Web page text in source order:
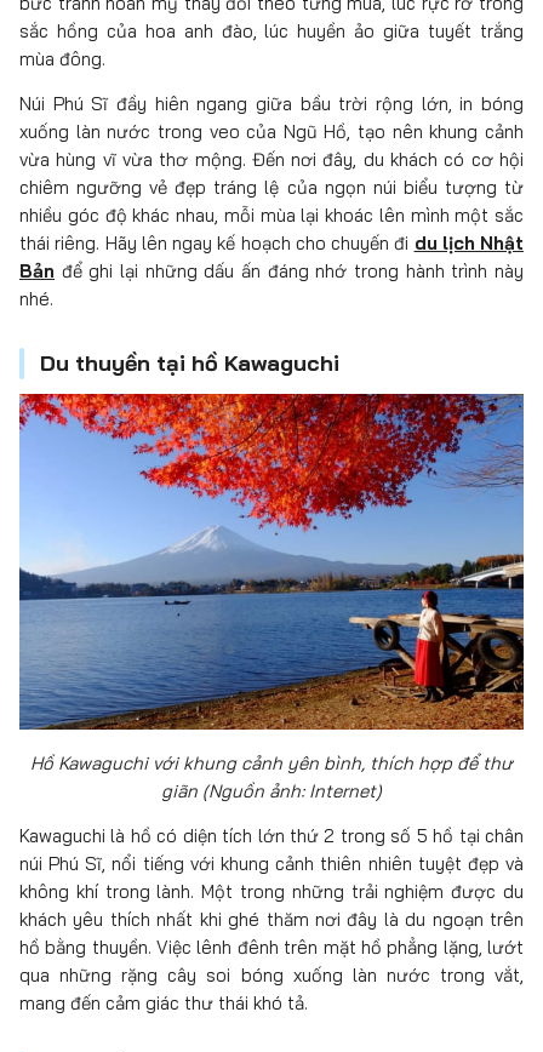
sắc hồng của hoa anh đào, lúc huyền ảo giữa tuyết trắng
mùa đông.
Núi Phú Sĩ đầy hiên ngang giữa bầu trời rộng lớn, in bóng
xuống làn nước trong veo của Ngũ Hồ, tạo nên khung cảnh
vừa hùng vĩ vừa thơ mộng. Đến nơi đây, du khách có cơ hội
chiêm ngưỡng vẻ đẹp tráng lệ của ngọn núi biểu tượng từ
nhiều góc độ khác nhau, mỗi mùa lại khoác lên mình một sắc
thái riêng. Hãy lên ngay kế hoạch cho chuyến đi du lịch Nhật
Bản để ghi lại những dấu ấn đáng nhớ trong hành trình này
nhé.
Du thuyền tại hồ Kawaguchi
Hồ Kawaguchi với khung cảnh yên bình, thích hợp để thư
giãn (Nguồn ảnh: Internet)
Kawaguchi là hồ có diện tích lớn thứ 2 trong số 5 hồ tại chân
núi Phú Sĩ, nổi tiếng với khung cảnh thiên nhiên tuyệt đẹp và
không khí trong lành. Một trong những trải nghiệm được du
khách yêu thích nhất khi ghé thăm nơi đây là du ngoạn trên
hồ bằng thuyền. Việc lênh đênh trên mặt hồ phẳng lặng, lướt
qua những rặng cây soi bóng xuống làn nước trong vắt,
mang đến cảm giác thư thái khó tả.